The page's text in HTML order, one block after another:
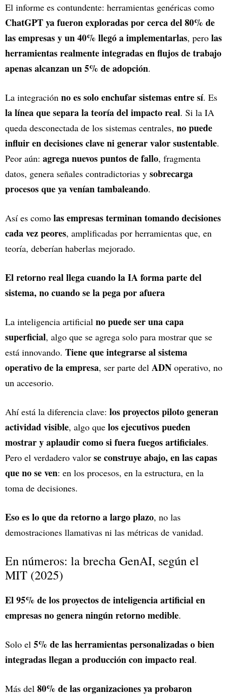
El informe es contundente: herramientas genéricas como
ChatGPTya fueron exploradas por cerca del 80% de
las empresas y un 40% llegó a implementarlas, pero las
herramientas realmente integradas en flujos de trabajo
apenas alcanzan un 5% de adopción.
La integración no es solo enchufar sistemas entre sí. Es
la línea que separa la teoría del impacto real. Si la IA
queda desconectada de los sistemas centrales, no puede
influir en decisiones clave ni generar valor sustentable.
Peor aún: agrega nuevos puntos de fallo, fragmenta
datos, genera señales contradictorias y sobrecarga
procesos que ya venían tambaleando.
Así es como las empresas terminan tomando decisiones
cada vez peores, amplificadas por herramientas que, en
teoría, deberían haberlas mejorado.
El retorno real llega cuando la IA forma parte del
sistema, no cuando se la pega por afuera
La inteligencia artificial no puede ser una capa
superficial, algo que se agrega solo para mostrar que se
está innovando. Tiene que integrarse al sistema
operativo de la empresa, ser parte del ADN operativo, no
un accesorio.
Ahí está la diferencia clave: los proyectos piloto generan
actividad visible, algo que los ejecutivos pueden
mostrar y aplaudir como si fuera fuegos artificiales.
Pero el verdadero valor se construye abajo, en las capas
que no se ven: en los procesos, en la estructura, en la
toma de decisiones.
Eso es lo que da retorno a largo plazo, no las
demostraciones llamativas ni las métricas de vanidad.
En números: la brecha GenAI, según el
MIT (2025)
El 95% de los proyectos de inteligencia artificial en
empresas no genera ningún retorno medible.
Solo el 5% de las herramientas personalizadas o bien
integradas llegan a producción con impacto real.
Más del 80% de las organizaciones ya probaron